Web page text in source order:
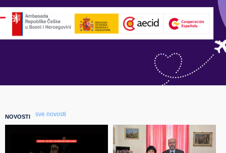
NOVOSTI sve novosti